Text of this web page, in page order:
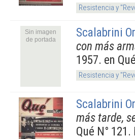
Resistencia y
Sin imagen
de portada
Scalabrini
con más
1957. en
Resistencia y
Scalabrini
más tarde,
Qué N°